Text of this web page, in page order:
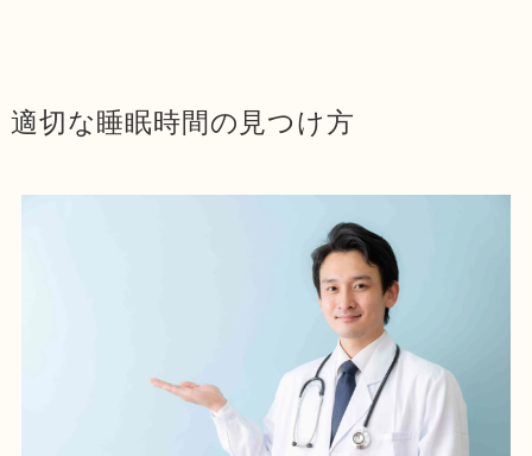
適切な睡眠時間の見つけ方